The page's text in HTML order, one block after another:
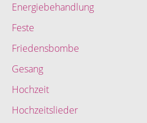
Energiebehandlung
Feste
Friedensbombe
Gesang
Hochzeit
Hochzeitslieder